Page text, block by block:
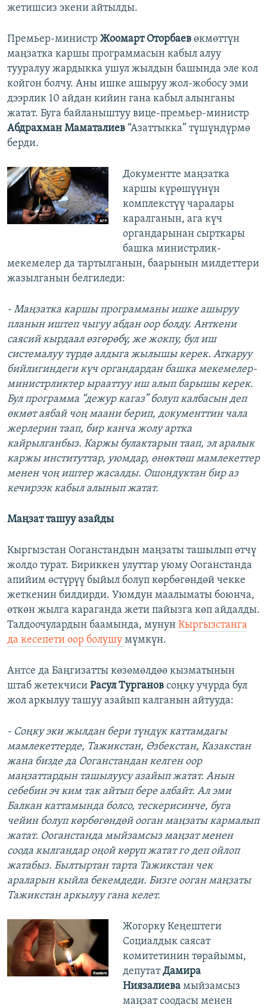
жетишсиз экени айтылды.
Премьер-министр Жоомарт Оторбаев өкмөттүн
маңзатка каршы программасын кабыл алуу
тууралуу жардыкка ушул жылдын башында эле кол
койгон болчу. Аны ишке ашыруу жол-жобосу эми
дээрлик 10 айдан кийин гана кабыл алынганы
жатат. Буга байланыштуу вице-премьер-министр
Абдрахман Маматалиев “Азаттыкка” түшүндүрмө
берди.
Документте маңзатка
каршы күрөшүүнүн
комплекстүү чаралары
каралганын, ага күч
органдарынан сырткары
башка министрлик-
мекемелер да тартылганын, баарынын милдеттери
жазылганын белгиледи:
- Маңзатка каршы программаны ишке ашыруу
планын иштеп чыгуу абдан оор болду. Анткени
саясий кырдаал өзгөрөбү, же жокпу, бул иш
системалуу түрдө алдыга жылышы керек. Аткаруу
бийлигиндеги күч органдардан башка мекемелер-
министрликтер ырааттуу иш алып барышы керек.
Бул программа “дежур кагаз” болуп калбасын деп
өкмөт аябай чоң маани берип, документтин чала
жерлерин таап, бир канча жолу артка
кайрылганбыз. Каржы булактарын таап, эл аралык
каржы институттар, уюмдар, өнөктөш мамлекеттер
менен чоң иштер жасалды. Ошондуктан бир аз
кечирээк кабыл алынып жатат.
Маңзат ташуу азайды
Кыргызстан Ооганстандын маңзаты ташылып өтчү
жолдо турат. Бириккен улуттар уюму Ооганстанда
апийим өстүрүү быйыл болуп көрбөгөндөй чекке
жеткенин билдирди. Уюмдун маалыматы боюнча,
өткөн жылга караганда жети пайызга көп айдалды.
Талдоочулардын баамында, мунун Кыргызстанга
да кесепети оор болушу мүмкүн.
Антсе да Баңгизатты көзөмөлдөө кызматынын
штаб жетекчиси Расул Турганов соңку учурда бул
жол аркылуу ташуу азайып калганын айтууда:
- Соңку эки жылдан бери түндүк каттамдагы
мамлекеттерде, Тажикстан, Өзбекстан, Казакстан
жана бизде да Ооганстандан келген оор
маңзаттардын ташылуусу азайып жатат. Анын
себебин эч ким так айтып бере албайт. Ал эми
Балкан каттамында болсо, тескерисинче, буга
чейин болуп көрбөгөндөй ооган маңзаты кармалып
жатат. Ооганстанда мыйзамсыз маңзат менен
соода кылгандар оңой көрүп жатат го деп ойлоп
жатабыз. Былтыртан тарта Тажикстан чек
араларын кыйла бекемдеди. Бизге ооган маңзаты
Тажикстан аркылуу гана келет.
Жогорку Кеңештеги
Социалдык саясат
комитетинин төрайымы,
депутатДамира
Ниязалиевамыйзамсыз
маңзат соодасы менен